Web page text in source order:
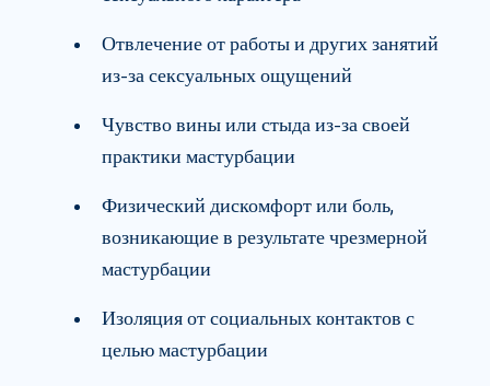
Отвлечение от работы и других занятий
из-за сексуальных ощущений
Чувство вины или стыда из-за своей
практики мастурбации
Физический дискомфорт или боль,
возникающие в результате чрезмерной
мастурбации
Изоляция от социальных контактов с
целью мастурбации